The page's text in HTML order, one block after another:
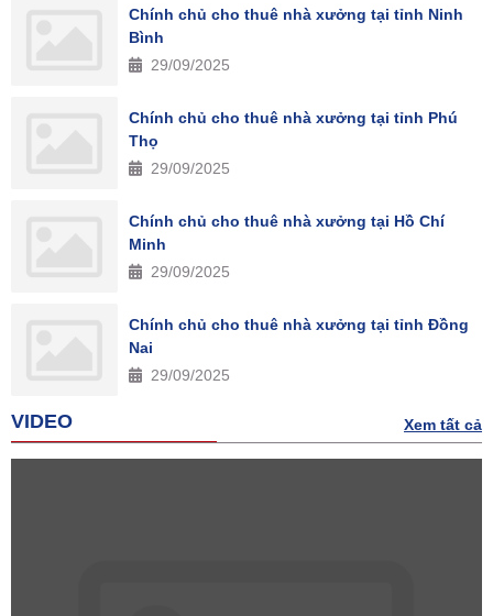
Chính chủ cho thuê nhà xưởng tại tỉnh Ninh
Bình
29/09/2025
Chính chủ cho thuê nhà xưởng tại tỉnh Phú
Thọ
29/09/2025
Chính chủ cho thuê nhà xưởng tại Hồ Chí
Minh
29/09/2025
Chính chủ cho thuê nhà xưởng tại tỉnh Đồng
Nai
29/09/2025
VIDEO Xem tất cả